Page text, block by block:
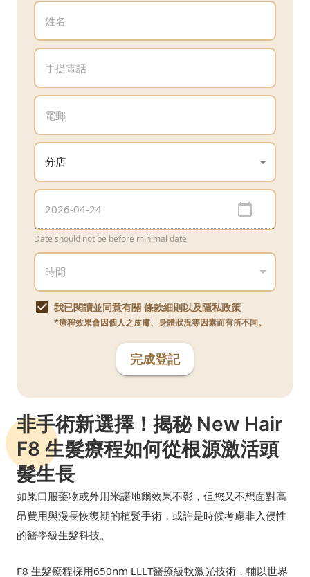
Date should not be before minimal date
我已閱讀並同意有關 條款細則以及隱私政策
*療程效果會因個人之皮膚、身體狀況等因素而有所不同。
完成登記
非手術新選擇！揭秘 New Hair
F8 生髮療程如何從根源激活頭
髮生長
如果口服藥物或外用米諾地爾效果不彰，但您又不想面對高
昂費用與漫長恢復期的植髮手術，或許是時候考慮非入侵性
的醫學級生髮科技。
F8 生髮療程採用650nm LLLT醫療級軟激光技術，輔以世界